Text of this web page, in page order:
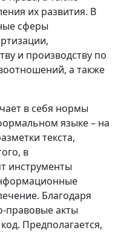
их развития. В
сферы
и производству по
а также
в себя нормы
языке – на
текста,
в
инструменты
Благодаря
правовые акты
Предполагается,